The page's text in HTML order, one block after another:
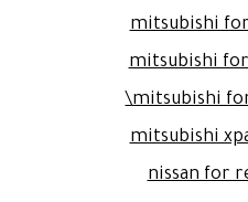
mitsubishi
mitsubishi
mitsubishi
mitsubishi
nissan for